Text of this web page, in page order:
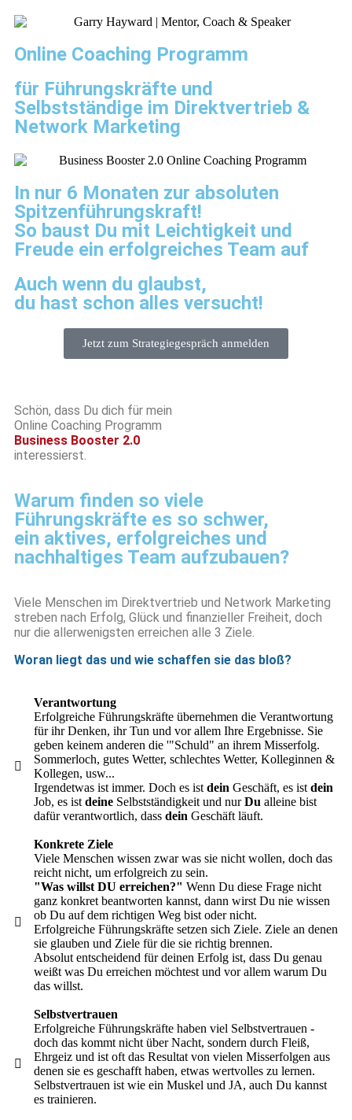
Online Coaching Programm
für Führungskräfte und
Selbstständige im Direktvertrieb &
Network Marketing​
In nur 6 Monaten zur absoluten
Spitzenführungskraft!
So baust Du mit Leichtigkeit und
Freude ein erfolgreiches Team auf
Auch wenn du glaubst,
du hast schon alles versucht!
Jetzt zum Strategiegespräch anmelden
Schön, dass Du dich für mein
Online Coaching Programm
Business Booster 2.0
interessierst.
Warum finden so viele
Führungskräfte es so schwer,
ein aktives, erfolgreiches und
nachhaltiges Team aufzubauen?
Viele Menschen im Direktvertrieb und Network Marketing
streben nach Erfolg, Glück und finanzieller Freiheit, doch
nur die allerwenigsten erreichen alle 3 Ziele.
Woran liegt das und wie schaffen sie das bloß?
Verantwortung
Erfolgreiche Führungskräfte übernehmen die Verantwortung
für ihr Denken, ihr Tun und vor allem Ihre Ergebnisse. Sie
geben keinem anderen die '"Schuld" an ihrem Misserfolg.
Sommerloch, gutes Wetter, schlechtes Wetter, Kolleginnen &
Kollegen, usw...
Irgendetwas ist immer. Doch es ist dein Geschäft, es ist dein
Job, es ist deine Selbstständigkeit und nurDu alleine bist
dafür verantwortlich, dass dein Geschäft läuft.
Konkrete Ziele
Viele Menschen wissen zwar was sie nicht wollen, doch das
reicht nicht, um erfolgreich zu sein.
"Was willst DU erreichen?" Wenn Du diese Frage nicht
ganz konkret beantworten kannst, dann wirst Du nie wissen
ob Du auf dem richtigen Weg bist oder nicht.
Erfolgreiche Führungskräfte setzen sich Ziele. Ziele an denen
sie glauben und Ziele für die sie richtig brennen.
Absolut entscheidend für deinen Erfolg ist, dass Du genau
weißt was Du erreichen möchtest und vor allem warum Du
das willst.
Selbstvertrauen
Erfolgreiche Führungskräfte haben viel Selbstvertrauen -
doch das kommt nicht über Nacht, sondern durch Fleiß,
Ehrgeiz und ist oft das Resultat von vielen Misserfolgen aus
denen sie es geschafft haben, etwas wertvolles zu lernen.
Selbstvertrauen ist wie ein Muskel und JA, auch Du kannst
es trainieren.